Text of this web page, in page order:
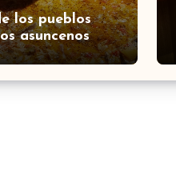
los pueblos
asuncenos